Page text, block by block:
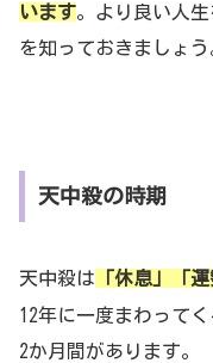
います。より良い人
を知っておきましょう
天中殺の時期
天中殺は 「休息」「
12年に一度まわって
2か月間があります。